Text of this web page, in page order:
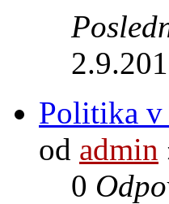
Politika v
od admin
0